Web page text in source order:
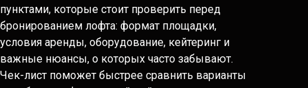
пунктами, которые стоит проверить перед
бронированием лофта: формат площадки,
условия аренды, оборудование, кейтеринг и
важные нюансы, о которых часто забывают.
Чек-лист поможет быстрее сравнить варианты